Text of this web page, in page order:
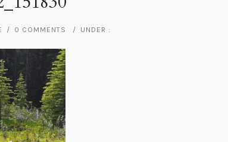
/ 0 COMMENTS / UNDER :